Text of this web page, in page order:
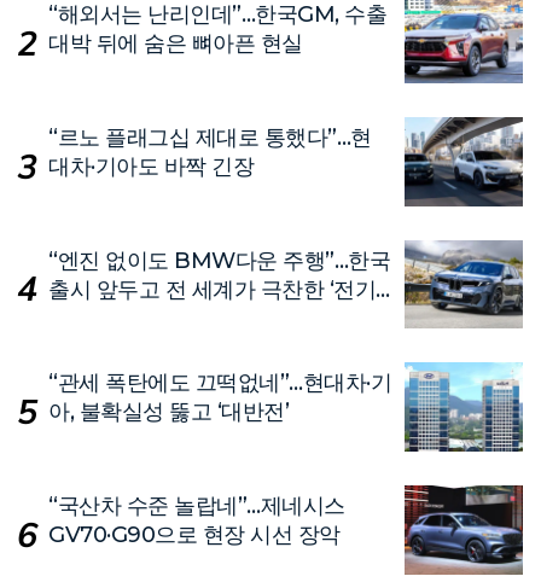
“해외서는 난리인데”…한국GM, 수출
대박 뒤에 숨은 뼈아픈 현실
“르노 플래그십 제대로 통했다”…현
대차·기아도 바짝 긴장
“엔진 없이도 BMW다운 주행”…한국
출시 앞두고 전 세계가 극찬한 ‘전기
“관세 폭탄에도 끄떡없네”…현대차·기
아, 불확실성 뚫고 ‘대반전’
“국산차 수준 놀랍네”…제네시스
GV70·G90으로 현장 시선 장악